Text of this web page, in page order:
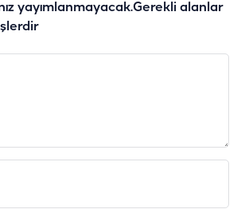
yayımlanmayacak.Gerekli alanlar